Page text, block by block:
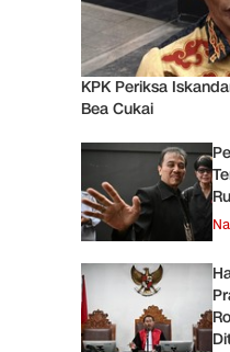
KPK Periksa
Bea Cukai